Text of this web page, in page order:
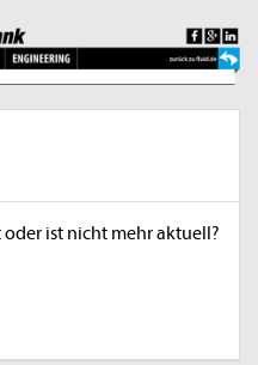
ist nicht mehr aktuell?